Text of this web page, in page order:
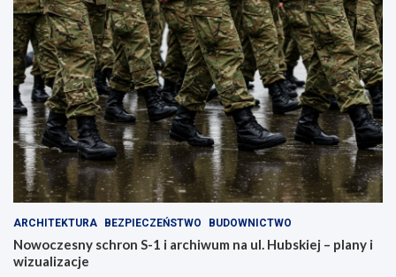
ARCHITEKTURA BEZPIECZEŃSTWO BUDOWNICTWO
Nowoczesny schron S-1 i archiwum na ul. Hubskiej – plany i
wizualizacje